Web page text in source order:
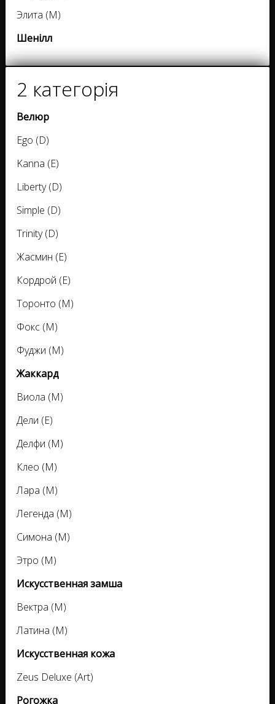
Элита (M)
Шенілл
2 категорія
Велюр
Ego (D)
Kanna (E)
Liberty (D)
Simple (D)
Trinity (D)
Жасмин (E)
Кордрой (E)
Торонто (M)
Фокс (M)
Фуджи (M)
Жаккард
Виола (M)
Дели (E)
Делфи (M)
Клео (M)
Лара (M)
Легенда (M)
Симона (M)
Этро (M)
Искусственная замша
Вектра (M)
Латина (M)
Искусственная кожа
Zeus Deluxe (Art)
Рогожка